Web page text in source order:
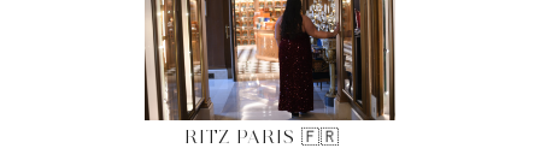
RITZ PARIS 🇫🇷